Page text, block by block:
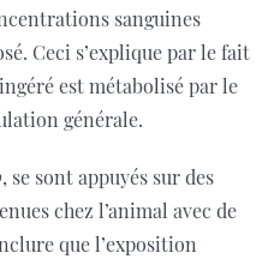
sanguines
Ceci s’explique par le fait
est métabolisé par le
générale.
, se sont appuyés sur des
chez l’animal avec de
que l’exposition